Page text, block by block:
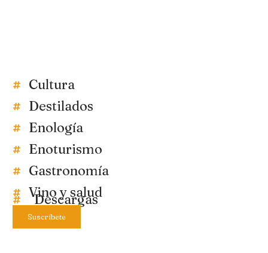
Cultura
Destilados
Enología
Enoturismo
Gastronomía
Vino y salud
Descargas
Suscríbete